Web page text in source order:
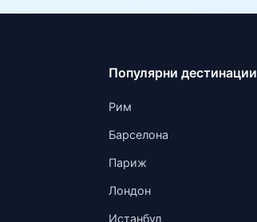
Популярни дестинации
Рим
Барселона
Париж
Лондон
Истанбул